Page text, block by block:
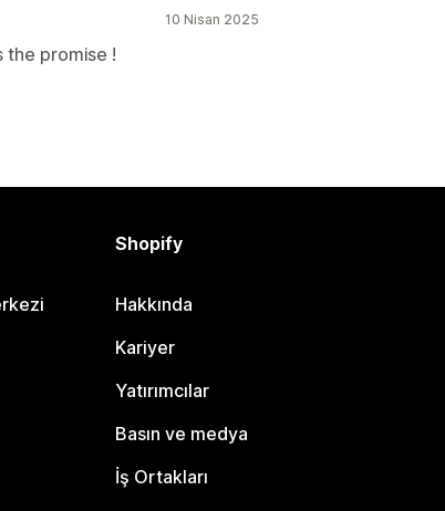
10 Nisan 2025
the promise !
Shopify
Hakkında
Kariyer
Yatırımcılar
Basın ve medya
İş Ortakları